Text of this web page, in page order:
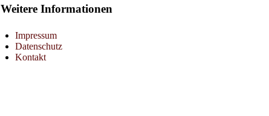
Weitere Informationen
Impressum
Datenschutz
Kontakt